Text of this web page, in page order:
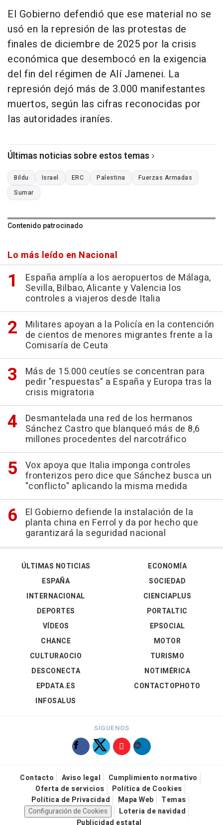
El Gobierno defendió que ese material no se
usó en la represión de las protestas de
finales de diciembre de 2025 por la crisis
económica que desembocó en la exigencia
del fin del régimen de Alí Jamenei. La
represión dejó más de 3.000 manifestantes
muertos, según las cifras reconocidas por
las autoridades iraníes.
Últimas noticias sobre estos temas
Bildu Israel ERC Palestina
Fuerzas Armadas
Sumar
Contenido patrocinado
Lo más leído en Nacional
España amplía a los aeropuertos de Málaga,
Sevilla, Bilbao, Alicante y Valencia los
controles a viajeros desde Italia
Militares apoyan a la Policía en la contención
de cientos de menores migrantes frente a la
Comisaría de Ceuta
Más de 15.000 ceutíes se concentran para
pedir "respuestas" a España y Europa tras la
crisis migratoria
Desmantelada una red de los hermanos
Sánchez Castro que blanqueó más de 8,6
millones procedentes del narcotráfico
Vox apoya que Italia imponga controles
fronterizos pero dice que Sánchez busca un
"conflicto" aplicando la misma medida
El Gobierno defiende la instalación de la
planta china en Ferrol y da por hecho que
garantizará la seguridad nacional
ÚLTIMAS NOTICIAS
ESPAÑA
INTERNACIONAL
DEPORTES
VÍDEOS
ECONOMÍA
SOCIEDAD
CIENCIAPLUS
PORTALTIC
EPSOCIAL
CHANCE
CULTURAOCIO
DESCONECTA
EPDATA.ES
INFOSALUS
MOTOR
TURISMO
NOTIMÉRICA
CONTACTOPHOTO
SÍGUENOS
Contacto Aviso legal
Cumplimiento normativo
Oferta de servicios
Política de Cookies
Política de Privacidad
Mapa Web
Temas
Configuración de Cookies
Loteria de navidad
Publicidad estatal